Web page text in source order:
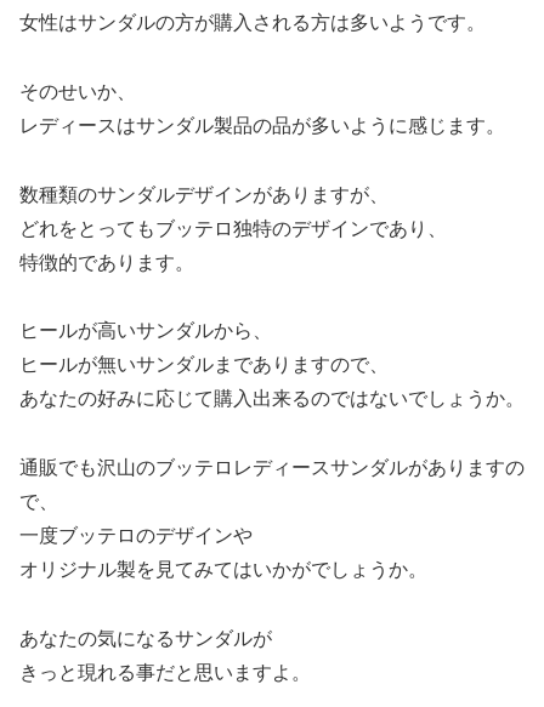
女性はサンダルの方が購入される方は多いようです。
そのせいか、
レディースはサンダル製品の品が多いように感じます。
数種類のサンダルデザインがありますが、
どれをとってもブッテロ独特のデザインであり、
特徴的であります。
ヒールが高いサンダルから、
ヒールが無いサンダルまでありますので、
あなたの好みに応じて購入出来るのではないでしょうか。
通販でも沢山のブッテロレディースサンダルがありますの
で、
一度ブッテロのデザインや
オリジナル製を見てみてはいかがでしょうか。
あなたの気になるサンダルが
きっと現れる事だと思いますよ。